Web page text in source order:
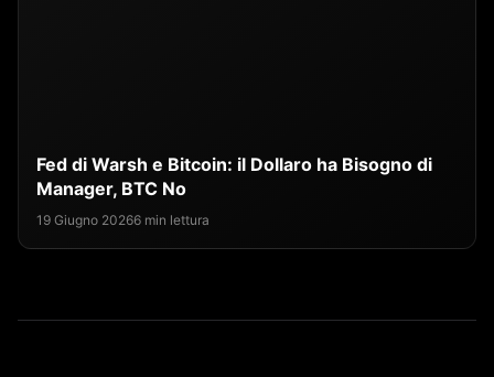
Fed di Warsh e Bitcoin: il Dollaro ha Bisogno di
Manager, BTC No
19 Giugno 20266 min lettura